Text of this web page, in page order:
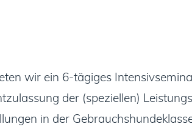
wir ein 6-tägiges
der (speziellen)
in der